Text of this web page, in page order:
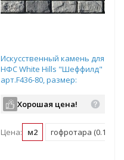
мастербокс (10 м2)
Искусственный камень для
НФС White Hills "Шеффилд"
арт.F436-80, размер:
Хорошая цена!
Цена: м2 гофротара (0.17 м2)